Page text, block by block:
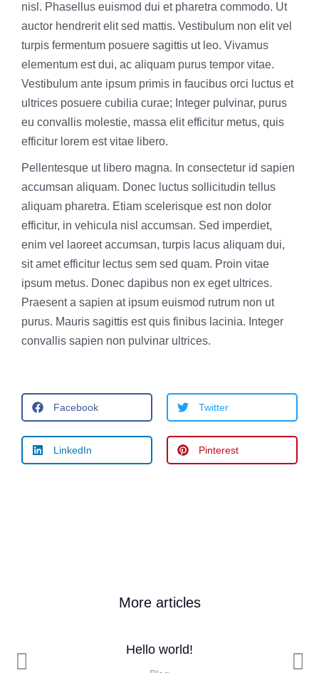
nisl. Phasellus euismod dui et pharetra commodo. Ut
auctor hendrerit elit sed mattis. Vestibulum non elit vel
turpis fermentum posuere sagittis ut leo. Vivamus
elementum est dui, ac aliquam purus tempor vitae.
Vestibulum ante ipsum primis in faucibus orci luctus et
ultrices posuere cubilia curae; Integer pulvinar, purus
eu convallis molestie, massa elit efficitur metus, quis
efficitur lorem est vitae libero.
Pellentesque ut libero magna. In consectetur id sapien
accumsan aliquam. Donec luctus sollicitudin tellus
aliquam pharetra. Etiam scelerisque est non dolor
efficitur, in vehicula nisl accumsan. Sed imperdiet,
enim vel laoreet accumsan, turpis lacus aliquam dui,
sit amet efficitur lectus sem sed quam. Proin vitae
ipsum metus. Donec dapibus non ex eget ultrices.
Praesent a sapien at ipsum euismod rutrum non ut
purus. Mauris sagittis est quis finibus lacinia. Integer
convallis sapien non pulvinar ultrices.
Facebook Twitter
LinkedIn Pinterest
More articles
Hello world!